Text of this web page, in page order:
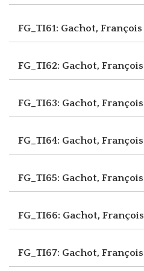
FG_TI61: Gachot, François
FG_TI62: Gachot, François
FG_TI63: Gachot, François
FG_TI64: Gachot, François
FG_TI65: Gachot, François
FG_TI66: Gachot, François
FG_TI67: Gachot, François